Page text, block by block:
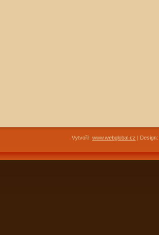
Vytvořil: www.webglobal.cz | Design: